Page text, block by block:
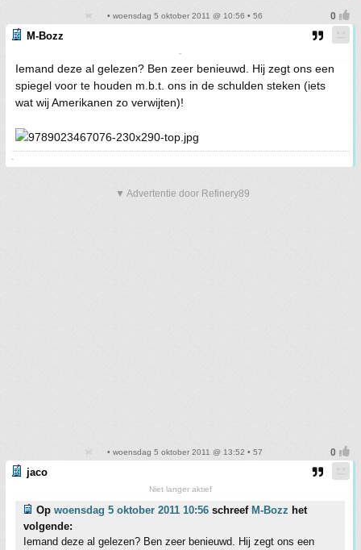
• woensdag 5 oktober 2011 @ 10:56 • 56
M-Bozz
-
Iemand deze al gelezen? Ben zeer benieuwd. Hij zegt ons een
spiegel voor te houden m.b.t. ons in de schulden steken (iets
wat wij Amerikanen zo verwijten)!
-
▼ Advertentie door Refinery89
• woensdag 5 oktober 2011 @ 13:52 • 57
jaco
Niet langer aktief
Op woensdag 5 oktober 2011 10:56 schreef M-Bozz het
volgende:
Iemand deze al gelezen? Ben zeer benieuwd. Hij zegt ons een